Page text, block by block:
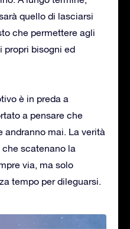
quello di lasciarsi
che permettere agli
propri bisogni ed
è in preda a
a pensare che
andranno mai. La verità
scatenano la
via, ma solo
tempo per dileguarsi.